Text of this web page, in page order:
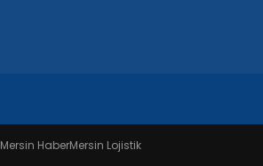
Mersin HaberMersin Lojistik